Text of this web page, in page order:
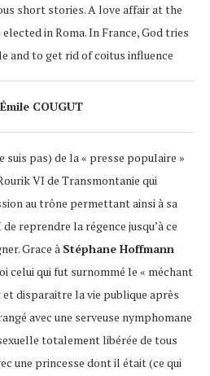
short stories. A love affair at the
in Roma. In France, God tries
and to get rid of coitus influence
COUGUT
suis pas) de la « presse populaire »
VI de Transmontanie qui
au trône permettant ainsi à sa
reprendre la régence jusqu’à ce
Grace à Stéphane Hoffmann
celui qui fut surnommé le « méchant
disparaitre la vie publique après
avec une serveuse nymphomane
totalement libérée de tous
une princesse dont il était (ce qui